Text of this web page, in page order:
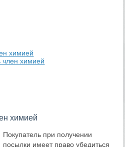
химией
член химией
химией
Покупатель при получении
посылки имеет право убедиться